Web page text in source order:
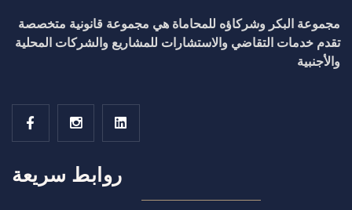
روابط سريعة
مجموعة البكر وشركاؤه للمحاماة هي مجموعة قانونية متخصصة
تقدم خدمات التقاضي والاستشارات للمشاريع والشركات المحلية
والأجنبية